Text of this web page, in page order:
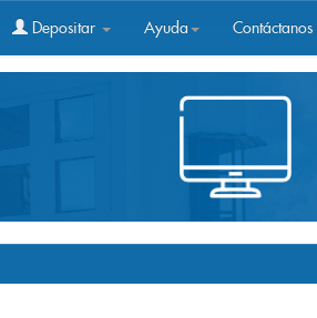
Depositar Ayuda Contáctanos